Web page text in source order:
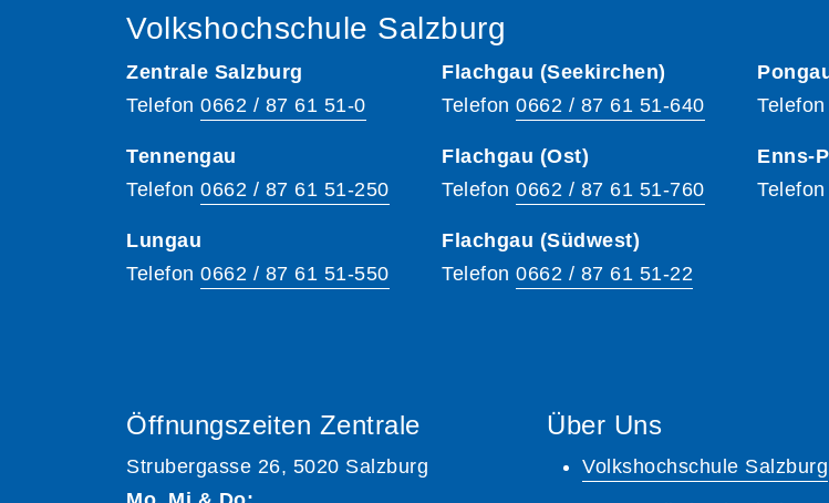
Volkshochschule Salzburg
Zentrale Salzburg
Telefon 0662 / 87 61 51-0
Tennengau
Telefon 0662 / 87 61 51-250
Lungau
Telefon 0662 / 87 61 51-550
Flachgau (Seekirchen)
Telefon 0662 / 87 61 51-640
Flachgau (Ost)
Telefon 0662 / 87 61 51-760
Flachgau (Südwest)
Telefon 0662 / 87 61 51-22
Telefon
Enns-
Telefon
Öffnungszeiten Zentrale
Strubergasse 26, 5020 Salzburg
Über Uns
Volkshochschule Salzburg